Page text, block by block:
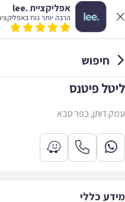
אפליקציית .lee
הרבה יותר נוח
חיפוש
ליטל פיטנס
עמק דותן, כפר סבא
מידע כללי